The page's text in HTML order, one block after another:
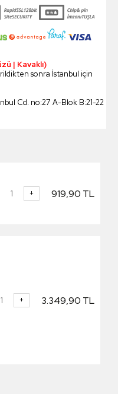
| Kavaklı)
sonra İstanbul için
Cd. no:27 A-Blok B:21-22
+ 919,90 TL
+ 3.349,90 TL